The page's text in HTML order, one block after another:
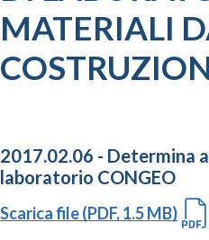
MATERIALI
2017.02.06 - Determina
laboratorio CONGEO
Scarica file (PDF, 1.5 MB)